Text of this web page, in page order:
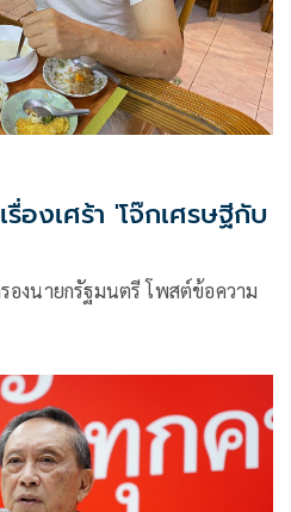
องเศร้า 'โจ๊กเศรษฐีกับ
องนายกรัฐมนตรี โพสต์ข้อความ